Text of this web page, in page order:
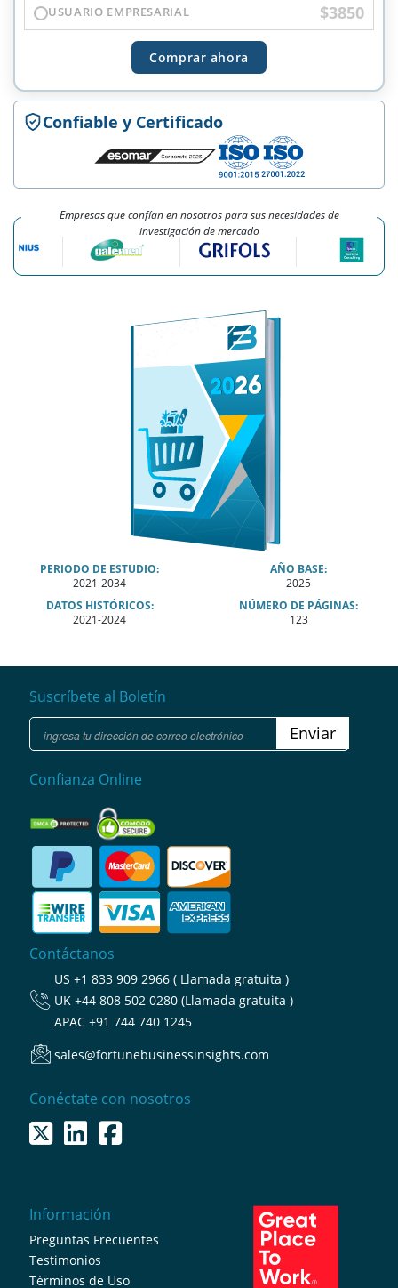
USUARIO EMPRESARIAL $3850
Comprar ahora
Confiable y Certificado
Empresas que confían en nosotros para sus necesidades de
investigación de mercado
PERIODO DE ESTUDIO:
2021-2034
AÑO BASE:
2025
DATOS HISTÓRICOS:
2021-2024
NÚMERO DE PÁGINAS:
123
Suscríbete al Boletín
Enviar
Confianza Online
Contáctanos
US +1 833 909 2966 ( Llamada gratuita )
UK +44 808 502 0280 (Llamada gratuita )
APAC +91 744 740 1245
sales@fortunebusinessinsights.com
Conéctate con nosotros
Información
Preguntas Frecuentes
Testimonios
Términos de Uso